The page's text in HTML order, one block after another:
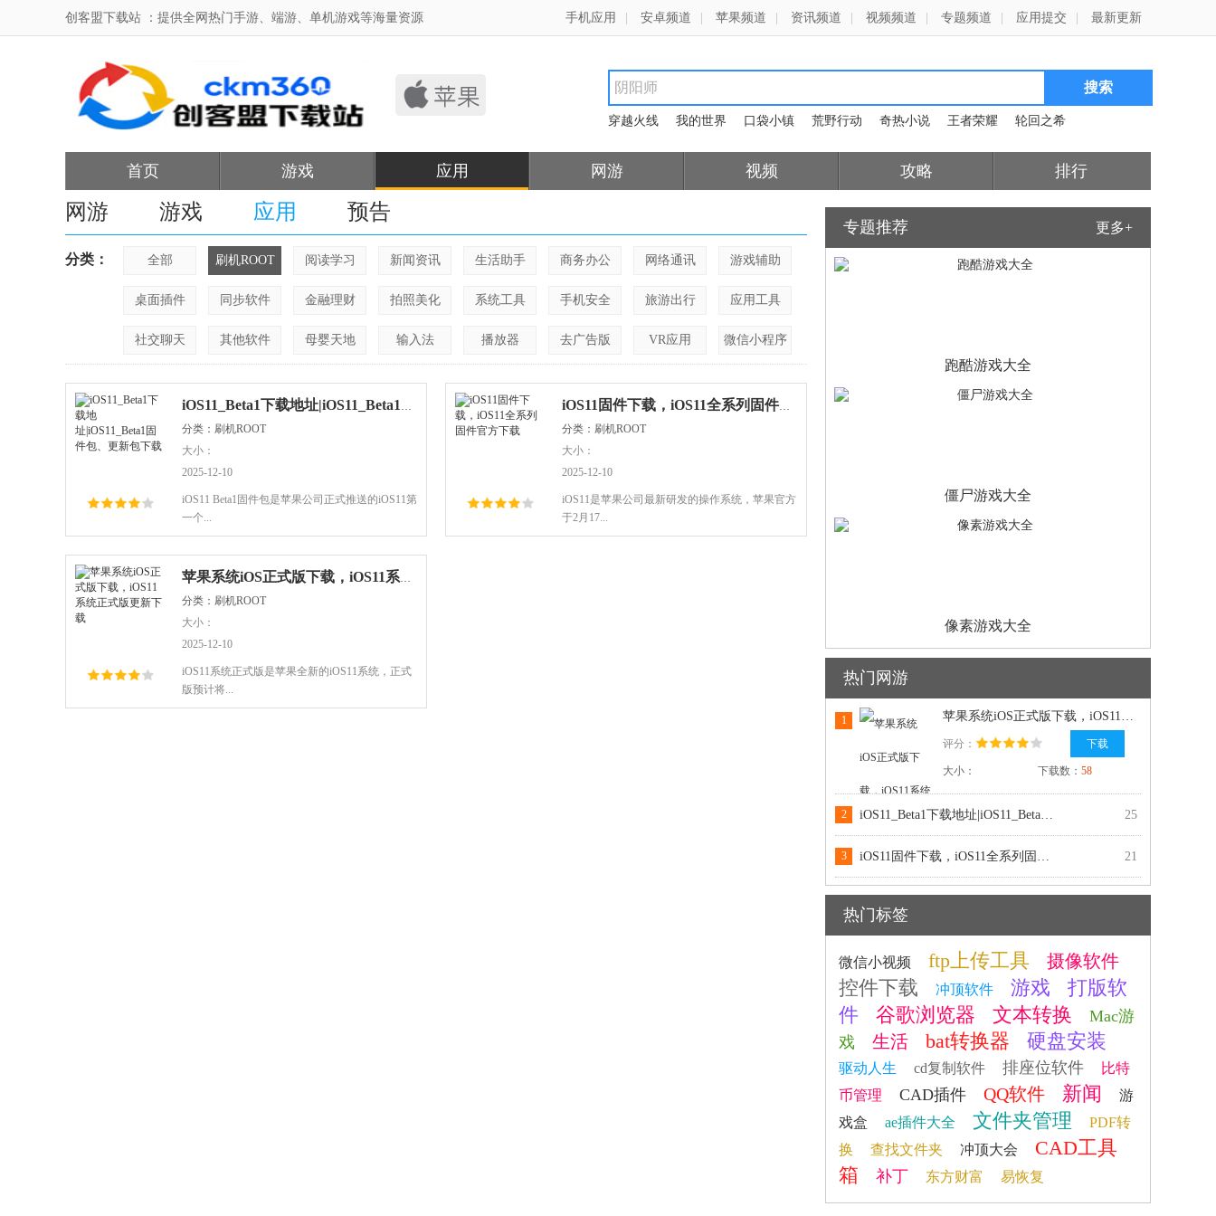
创客盟下载站 ：提供全网热门手游、端游、单机游戏等海量资源 手机应用 安卓频道 苹果频道 资讯频道 视频频道 专题频道 应用提交 最新更新
穿越火线 我的世界 口袋小镇 荒野行动 奇热小说 王者荣耀 轮回之希
首页 游戏 应用 网游 视频 攻略 排行
网游 游戏 应用 预告
分类： 全部 刷机ROOT 阅读学习 新闻资讯 生活助手 商务办公 网络通讯 游戏辅助
桌面插件 同步软件 金融理财 拍照美化 系统工具 手机安全 旅游出行 应用工具
社交聊天 其他软件 母婴天地 输入法 播放器 去广告版 VR应用 微信小程序
iOS11_Beta1下载地址|iOS11_Beta1固件包、更新包下载
分类：刷机ROOT
大小：
2025-12-10
iOS11 Beta1固件包是苹果公司正式推送的iOS11第
一个...
iOS11固件下载，iOS11全系列固件官方下载
分类：刷机ROOT
大小：
2025-12-10
iOS11是苹果公司最新研发的操作系统，苹果官方
于2月17...
苹果系统iOS正式版下载，iOS11系统正式版更新下载
分类：刷机ROOT
大小：
2025-12-10
iOS11系统正式版是苹果全新的iOS11系统，正式
版预计将...
专题推荐 更多+
跑酷游戏大全
僵尸游戏大全
像素游戏大全
热门网游
1 苹果系统iOS正式版下载，iOS11系统正式版更新下载
评分： 下载
大小： 下载数： 58
2 25
iOS11_Beta1下载地址|iOS11_Beta1固件包、更新包下载
3 21
iOS11固件下载，iOS11全系列固件官方下载
热门标签
微信小视频 ftp上传工具 摄像软件
控件下载 冲顶软件 游戏
打版软
件
谷歌浏览器 文本转换
Mac游
戏
生活 bat转换器 硬盘安装
驱动人生 cd复制软件 排座位软件
比特
币管理
CAD插件 QQ软件 新闻
游
戏盒
ae插件大全 文件夹管理
PDF转
换
查找文件夹 冲顶大会
CAD工具
箱
补丁 东方财富 易恢复